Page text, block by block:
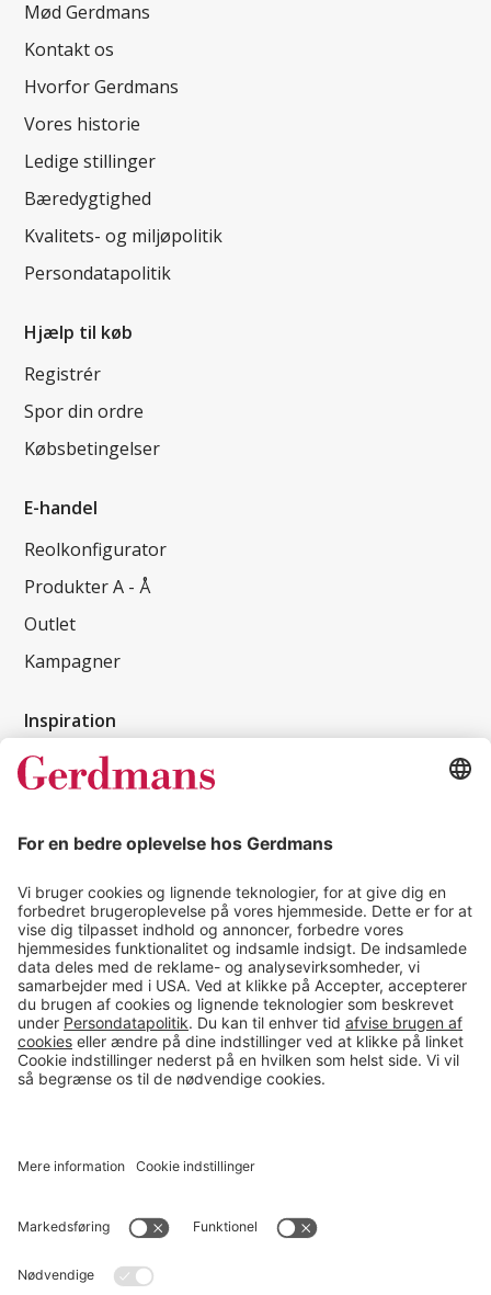
Mød Gerdmans
Kontakt os
Hvorfor Gerdmans
Vores historie
Ledige stillinger
Bæredygtighed
Kvalitets- og miljøpolitik
Persondatapolitik
Hjælp til køb
Registrér
Spor din ordre
Købsbetingelser
E-handel
Reolkonfigurator
Produkter A - Å
Outlet
Kampagner
Inspiration
Kundereferencer
Tips & guides
Kontakt
salg@gerdmans.dk
49 18 07 07
Salgsafdeling åbningstider
08.00-16.00
© 2026 Gerdmans Kontor- & Lagerudstyr A/S Alle priser er ekskl.
Cookie indstillinger